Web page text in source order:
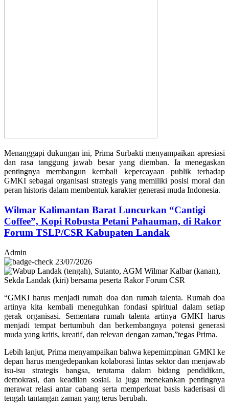
Menanggapi dukungan ini, Prima Surbakti menyampaikan apresiasi
dan rasa tanggung jawab besar yang diemban. Ia menegaskan
pentingnya membangun kembali kepercayaan publik terhadap
GMKI sebagai organisasi strategis yang memiliki posisi moral dan
peran historis dalam membentuk karakter generasi muda Indonesia.
Wilmar Kalimantan Barat Luncurkan “Cantigi
Coffee”, Kopi Robusta Petani Pahauman, di Rakor
Forum TSLP/CSR Kabupaten Landak
Admin
23/07/2026
“GMKI harus menjadi rumah doa dan rumah talenta. Rumah doa
artinya kita kembali meneguhkan fondasi spiritual dalam setiap
gerak organisasi. Sementara rumah talenta artinya GMKI harus
menjadi tempat bertumbuh dan berkembangnya potensi generasi
muda yang kritis, kreatif, dan relevan dengan zaman,”tegas Prima.
Lebih lanjut, Prima menyampaikan bahwa kepemimpinan GMKI ke
depan harus mengedepankan kolaborasi lintas sektor dan menjawab
isu-isu strategis bangsa, terutama dalam bidang pendidikan,
demokrasi, dan keadilan sosial. Ia juga menekankan pentingnya
merawat relasi antar cabang serta memperkuat basis kaderisasi di
tengah tantangan zaman yang terus berubah.